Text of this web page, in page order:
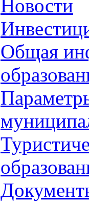
Новости
Общая